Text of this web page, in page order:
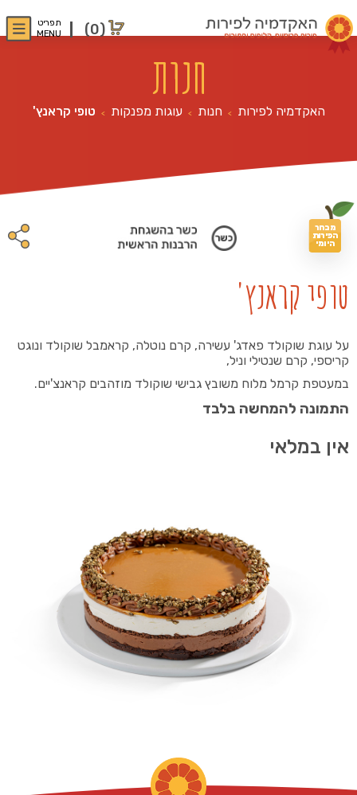
(0)
תפריט
MENU
חנות
האקדמיה לפירות > חנות > עוגות מפנקות > טופי קראנץ'
מבחר
הפירות
היומי
טופי קראנץ'
על עוגת שוקולד פאדג' עשירה, קרם נוטלה, קראמבל שוקולד ונוגט
קריספי, קרם שנטילי וניל,
במעטפת קרמל מלוח משובץ גבישי שוקולד מוזהבים קראנצ'יים.
התמונה להמחשה בלבד
אין במלאי